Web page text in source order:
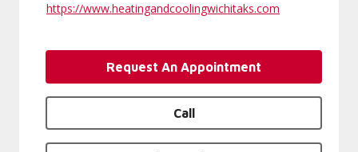
https://www.heatingandcoolingwichitaks.com
Request An Appointment
Call